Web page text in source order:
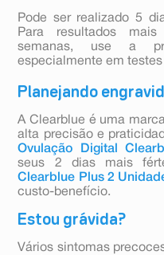
Pode ser realizado 5
Para resultados
semanas, use a
especialmente em
Planejando
A Clearblue é uma
alta precisão e
Ovulação Digital
seus 2 dias mais
Clearblue Plus 2
custo-benefício.
Estou grávida?
Vários sintomas